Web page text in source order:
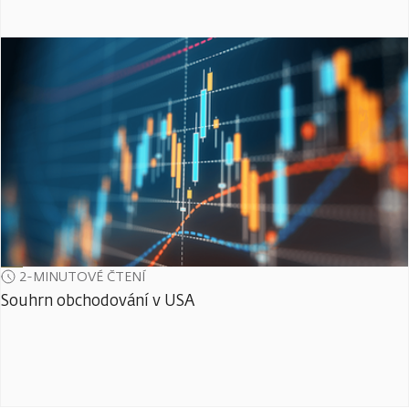
2-MINUTOVÉ ČTENÍ
Souhrn obchodování v USA